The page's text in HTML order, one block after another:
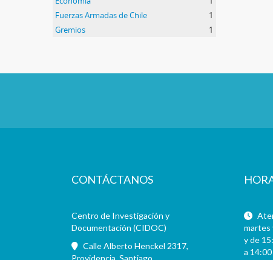
Fuerzas Armadas de Chile
1
Gremios
1
CONTÁCTANOS
Centro de Investigación y
Documentación (CIDOC)
Calle Alberto Henckel 2317,
Providencia, Santiago
martes
y de
a